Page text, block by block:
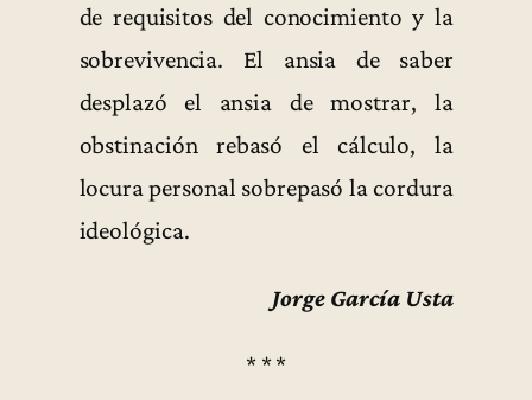
de requisitos del conocimiento y la
sobrevivencia. El ansia de saber
desplazó el ansia de mostrar, la
obstinación rebasó el cálculo, la
locura personal sobrepasó la cordura
ideológica.
Jorge García Usta
* * *